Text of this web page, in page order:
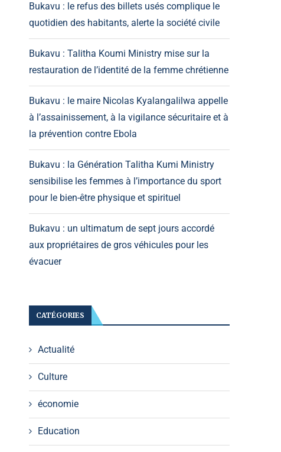
Bukavu : le refus des billets usés complique le
quotidien des habitants, alerte la société civile
Bukavu : Talitha Koumi Ministry mise sur la
restauration de l’identité de la femme chrétienne
Bukavu : le maire Nicolas Kyalangalilwa appelle
à l’assainissement, à la vigilance sécuritaire et à
la prévention contre Ebola
Bukavu : la Génération Talitha Kumi Ministry
sensibilise les femmes à l’importance du sport
pour le bien-être physique et spirituel
Bukavu : un ultimatum de sept jours accordé
aux propriétaires de gros véhicules pour les
évacuer
CATÉGORIES
Actualité
Culture
économie
Education